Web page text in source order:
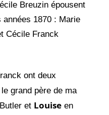
Breuzin épousent
1870 : Marie
Cécile Franck
ont deux
le grand père de ma
et Louise en